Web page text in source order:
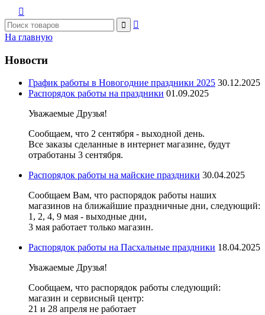



На главную
Новости
График работы в Новогодние праздники 2025 30.12.2025
Распорядок работы на праздники 01.09.2025
Уважаемые Друзья!
Сообщаем, что 2 сентября - выходной день.
Все заказы сделанные в интернет магазине, будут
отработаны 3 сентября.
Распорядок работы на майские праздники 30.04.2025
Сообщаем Вам, что распорядок работы наших
магазинов на ближайшие праздничные дни, следующий:
1, 2, 4, 9 мая - выходные дни,
3 мая работает только магазин.
Распорядок работы на Пасхальные праздники 18.04.2025
Уважаемые Друзья!
Сообщаем, что распорядок работы следующий:
магазин и сервисный центр:
21 и 28 апреля не работает